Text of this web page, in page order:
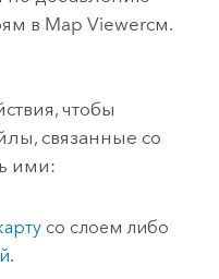
в Map Viewerсм.
чтобы
связанные со
ими:
со слоем либо
.